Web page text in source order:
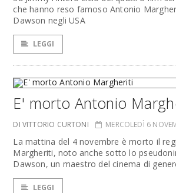
che hanno reso famoso Antonio
Dawson negli USA
LEGGI
E' morto Antonio
DI VITTORIO CURTONI MERCOLEDÌ 6
La mattina del 4 novembre è morto il
Margheriti, noto anche sotto lo
Dawson, un maestro del cinema di
LEGGI